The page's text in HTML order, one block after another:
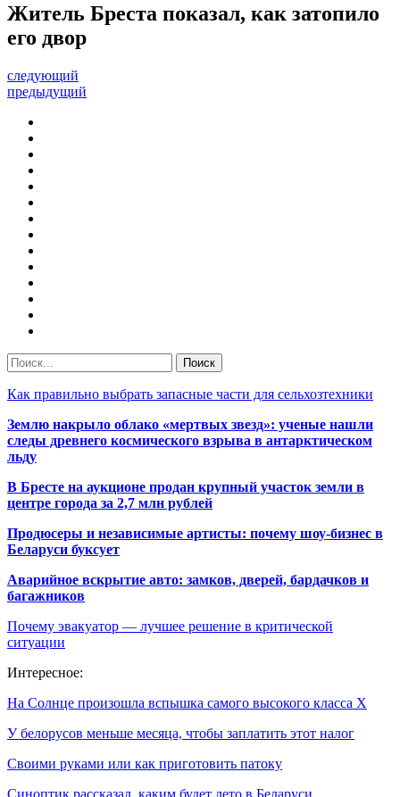
Житель Бреста показал, как затопило
его двор
следующий
предыдущий
Как правильно выбрать запасные части для сельхозтехники
Землю накрыло облако «мертвых звезд»: ученые нашли
следы древнего космического взрыва в антарктическом
льду
В Бресте на аукционе продан крупный участок земли в
центре города за 2,7 млн рублей
Продюсеры и независимые артисты: почему шоу-бизнес в
Беларуси буксует
Аварийное вскрытие авто: замков, дверей, бардачков и
багажников
Почему эвакуатор — лучшее решение в критической
ситуации
Интересное:
На Солнце произошла вспышка самого высокого класса Х
У белорусов меньше месяца, чтобы заплатить этот налог
Своими руками или как приготовить патоку
Синоптик рассказал, каким будет лето в Беларуси